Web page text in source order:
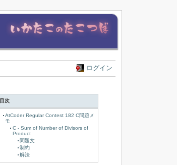
ログイン
目次
AtCoder Regular Contest 182 C問題メ
モ
C - Sum of Number of Divisors of
Product
問題文
制約
解法